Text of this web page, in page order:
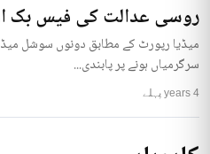
روسی عدالت کی فیس بک
میڈیا رپورٹ کے مطابق دونوں سوشل
سرگرمیاں ہونے پر پابندی...
4 years پہلے